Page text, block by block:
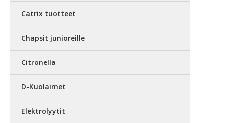
Catrix tuotteet
Chapsit junioreille
Citronella
D-Kuolaimet
Elektrolyytit